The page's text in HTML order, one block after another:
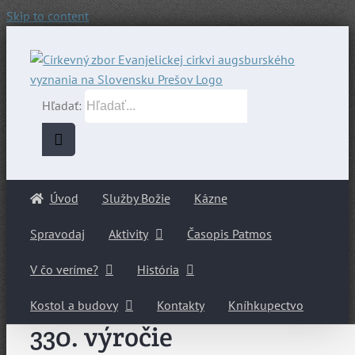
Skip to content
Hľadať:
Úvod Služby Božie Kázne
Spravodaj Aktivity Časopis Patmos
V čo veríme? História
Kostol a budovy Kontakty Kníhkupectvo
330. výročie